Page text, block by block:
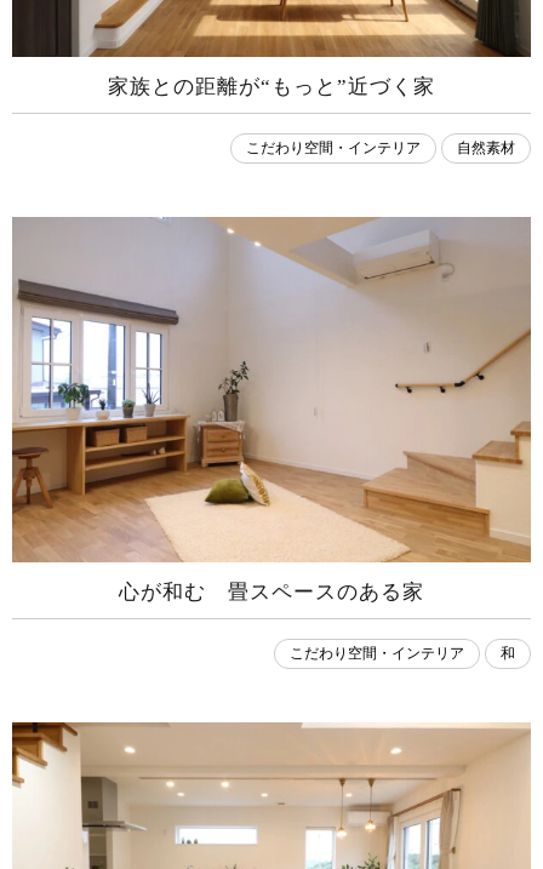
家族との距離が“もっと”近づく家
こだわり空間・インテリア 自然素材
心が和む 畳スペースのある家
こだわり空間・インテリア 和